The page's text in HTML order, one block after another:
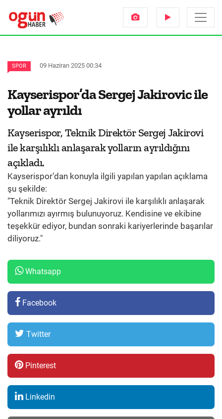
SPOR 09 Haziran 2025 00:34
Kayserispor’da Sergej Jakirovic ile
yollar ayrıldı
Kayserispor, Teknik Direktör Sergej Jakirovi
ile karşılıklı anlaşarak yolların ayrıldığını
açıkladı.
Kayserispor’dan konuyla ilgili yapılan yapılan açıklama
şu şekilde:
"Teknik Direktör Sergej Jakirovi ile karşılıklı anlaşarak
yollarımızı ayırmış bulunuyoruz. Kendisine ve ekibine
teşekkür ediyor, bundan sonraki kariyerlerinde başarılar
diliyoruz."
Whatsapp
Facebook
Twitter
Pinterest
Linkedin